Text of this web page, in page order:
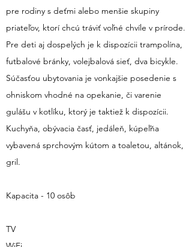
pre rodiny s deťmi alebo menšie skupiny
priateľov, ktorí chcú tráviť voľné chvíle v prírode.
Pre deti aj dospelých je k dispozícii trampolína,
futbalové bránky, volejbalová sieť, dva bicykle.
Súčasťou ubytovania je vonkajšie posedenie s
ohniskom vhodné na opekanie, či varenie
gulášu v kotlíku, ktorý je taktiež k dispozícii.
Kuchyňa, obývacia časť, jedáleň, kúpeľňa
vybavená sprchovým kútom a toaletou, altánok,
gril.
Kapacita - 10 osôb
TV